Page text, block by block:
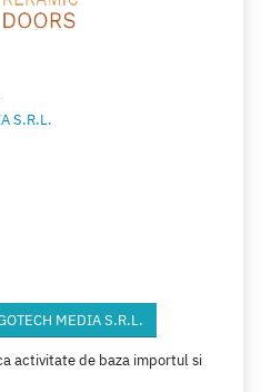
S.R.L.
MEDIA S.R.L.
activitate de baza importul si